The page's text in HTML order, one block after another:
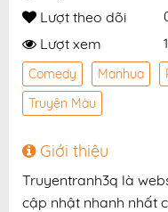
Lượt theo dõi
Lượt xem
Comedy Manhua
Truyện Màu
Giới thiệu
Truyentranh3q là
cập nhật nhanh nhất